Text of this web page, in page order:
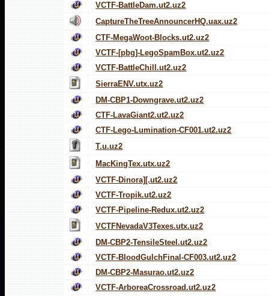
VCTF-BattleDam.ut2.uz2
CaptureTheTreeAnnouncerHQ.uax.uz2
CTF-MegaWoot-Blocks.ut2.uz2
VCTF-[pbg]-LegoSpamBox.ut2.uz2
VCTF-BattleChill.ut2.uz2
SierraENV.utx.uz2
DM-CBP1-Downgrave.ut2.uz2
CTF-LavaGiant2.ut2.uz2
CTF-Lego-Lumination-CF001.ut2.uz2
T.u.uz2
MacKingTex.utx.uz2
VCTF-Dinora][.ut2.uz2
VCTF-Tropik.ut2.uz2
VCTF-Pipeline-Redux.ut2.uz2
VCTFNevadaV3Texes.utx.uz2
DM-CBP2-TensileSteel.ut2.uz2
VCTF-BloodGulchFinal-CF003.ut2.uz2
DM-CBP2-Masurao.ut2.uz2
VCTF-ArboreaCrossroad.ut2.uz2